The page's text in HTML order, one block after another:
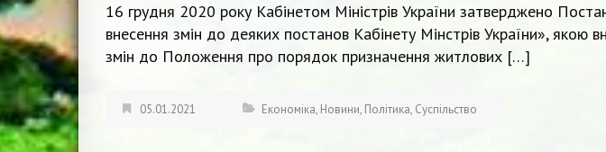
16 грудня 2020 року Кабінетом Міністрів України затверджено
внесення змін до деяких постанов Кабінету Мінстрів України», якою
змін до Положення про порядок призначення житлових […]
05.01.2021 Економіка, Новини, Політика, Суспільство